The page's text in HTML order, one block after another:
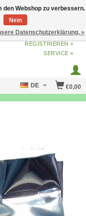
ANMELDENODERJETZT
REGISTRIEREN »
SERVICE »
€0,00
DE
den Webshop zu verbessern.
Nein
Datenschutzerklärung. »